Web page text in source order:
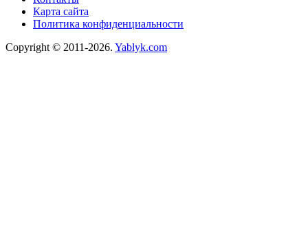
Карта сайта
Политика конфиденциальности
Copyright © 2011-2026. Yablyk.сom